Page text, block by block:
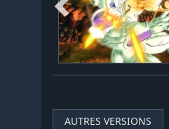
AUTRES VERSIONS